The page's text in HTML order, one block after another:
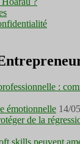
:
émotionnelle 14/
de la